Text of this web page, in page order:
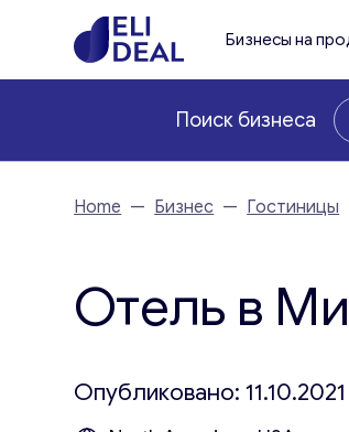
Бизнесы на
Поиск бизнеса
Home — Бизнес — Гостиницы
Отель в
Опубликовано: 11.10.2021